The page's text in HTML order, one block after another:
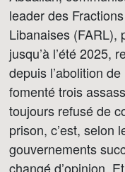
leader des
Libanaises (FARL),
jusqu’à l’été 2025,
depuis l’abolition
fomenté trois
toujours refusé de
prison, c’est, selon
gouvernements
changé d’opinion.